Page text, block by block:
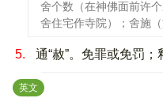
舍个数（在神佛面前许
舍住宅作寺院）；舍施（
5. 通“赦”。免罪或免罚；
英文 ：